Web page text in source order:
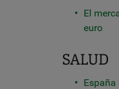
El
euro
SALUD